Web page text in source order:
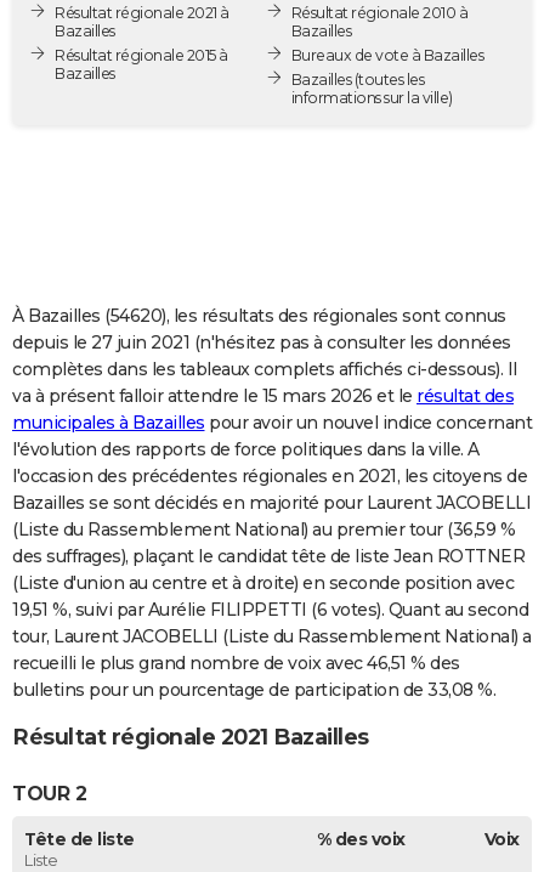
Destinations
City break
Voyage nature
Voyage de noces
Forum
PHOTO
GUIDES D'ACHAT
COPAINS D'AVANT
S'inscrire
Se connecter
Lycées
Collèges
Primaires
Universités
Entreprises
Service militaire
Avis de recherche
AVIS DE DÉCÈS
FORUM
Bricolage
Lifestyle
Culture
Sport
Auto
Television
Voyage
Cinema
Résultat régionale 2021 à
Bazailles
Résultat régionale 2015 à
Bazailles
Résultat régionale 2010 à
Bazailles
Bureaux de vote à Bazailles
Bazailles(toutes les
informations sur la ville)
À Bazailles (54620), les résultats des régionales sont connus
depuis le 27 juin 2021 (n'hésitez pas à consulter les données
complètes dans les tableaux complets affichés ci-dessous). Il
va à présent falloir attendre le 15 mars 2026 et le résultat des
municipales à Bazailles pour avoir un nouvel indice concernant
l'évolution des rapports de force politiques dans la ville. A
l'occasion des précédentes régionales en 2021, les citoyens de
Bazailles se sont décidés en majorité pour Laurent JACOBELLI
(Liste du Rassemblement National) au premier tour (36,59 %
des suffrages), plaçant le candidat tête de liste Jean ROTTNER
(Liste d'union au centre et à droite) en seconde position avec
19,51 %, suivi par Aurélie FILIPPETTI (6 votes). Quant au second
tour, Laurent JACOBELLI (Liste du Rassemblement National) a
recueilli le plus grand nombre de voix avec 46,51 % des
bulletins pour un pourcentage de participation de 33,08 %.
Résultat régionale 2021 Bazailles
TOUR 2
Tête de liste
Liste
% des voix Voix